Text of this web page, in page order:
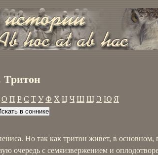
Тритон
О П Р С Т У Ф Х Ц Ч Ш Щ Э Ю Я
Но так как тритон живет, в основном,
очередь с семяизвержением и